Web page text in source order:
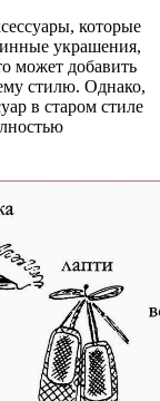
которые
украшения,
может добавить
стилю. Однако,
в старом стиле